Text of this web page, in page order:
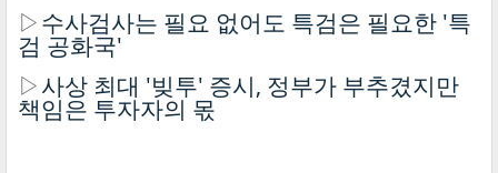
▷수사검사는 필요 없어도 특검은 필요한 '특
검 공화국'
▷사상 최대 '빚투' 증시, 정부가 부추겼지만
책임은 투자자의 몫